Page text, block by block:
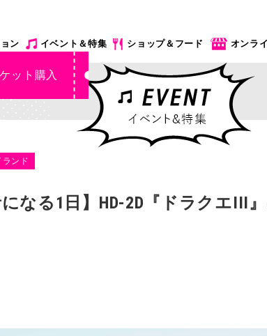
ン イベント＆特集 ショップ＆フード オンラ
ット購入
ランド
になる1日】HD-2D『ドラクエIII